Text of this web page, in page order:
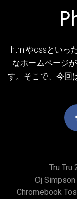
htmlやcssといっ
なホームページ
す。そこで、今回
Tru Tru
Oj
Chromebook